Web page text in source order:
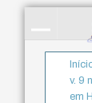
v. 9
em